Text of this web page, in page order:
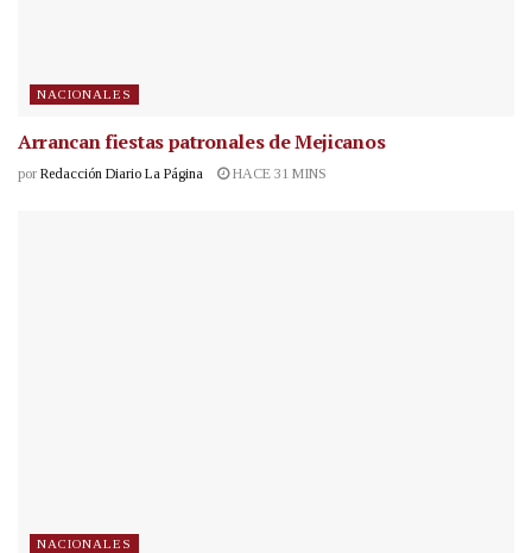
NACIONALES
Arrancan fiestas patronales de Mejicanos
por Redacción Diario La Página HACE 31 MINS
NACIONALES